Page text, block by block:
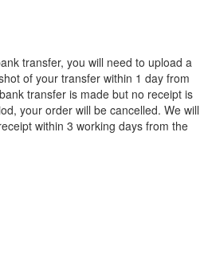
transfer, you will need to upload a
of your transfer within 1 day from
transfer is made but no receipt is
your order will be cancelled. We will
within 3 working days from the